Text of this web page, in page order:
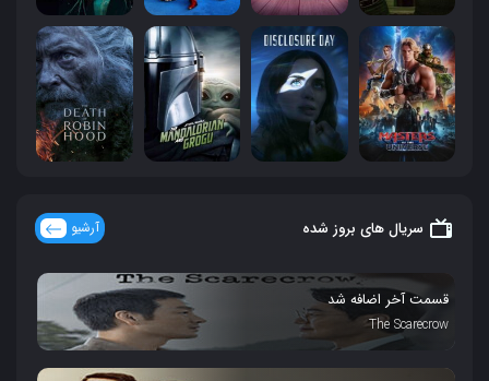
سریال های بروز شده آرشیو
قسمت آخر اضافه شد
The Scarecrow